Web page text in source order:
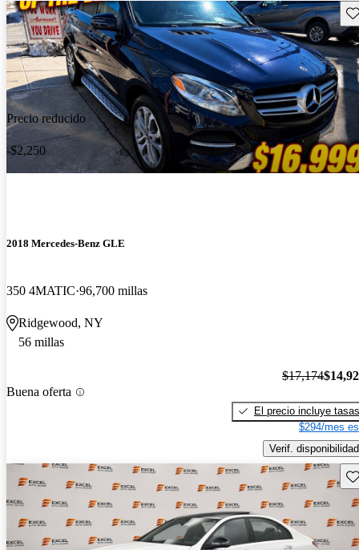
Precio reducido
-$2,250
2018 Mercedes-Benz GLE
350 4MATIC 96,700 millas
Ridgewood, NY
56 millas
Buena oferta
$17,174
El precio incluye tasas
$294/mes
Verif. disponibilidad